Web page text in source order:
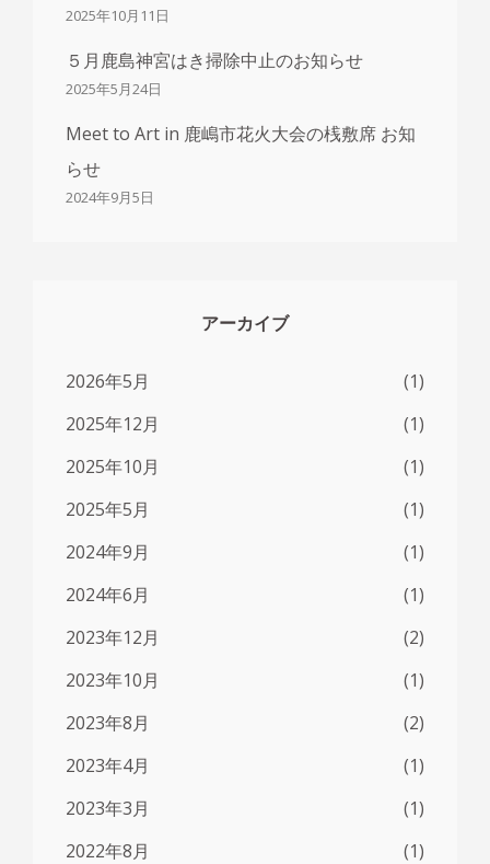
2025年10月11日
５月鹿島神宮はき掃除中止のお知らせ
2025年5月24日
Meet to Art in 鹿嶋市花火大会の桟敷席 お知
らせ
2024年9月5日
アーカイブ
2026年5月
(1)
2025年12月
(1)
2025年10月
(1)
2025年5月
(1)
2024年9月
(1)
2024年6月
(1)
2023年12月
(2)
2023年10月
(1)
2023年8月
(2)
2023年4月
(1)
2023年3月
(1)
2022年8月
(1)